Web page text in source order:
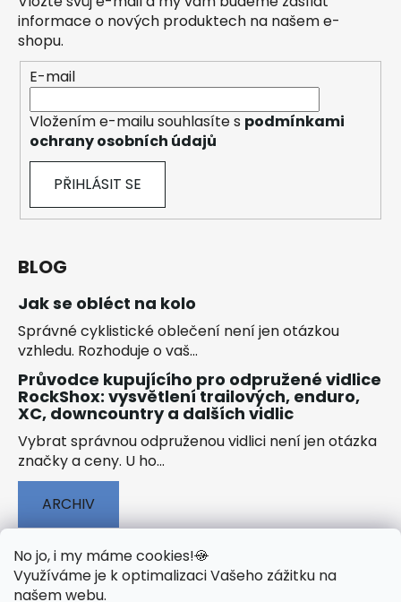
No jo, i my máme cookies!🍪
Využíváme je k optimalizaci Vašeho zážitku na
našem webu.
informace o nových produktech na našem e-
shopu.
E-mail
Vložením e-mailu souhlasíte s podmínkami
ochrany osobních údajů
PŘIHLÁSIT SE
BLOG
Jak se obléct na kolo
Správné cyklistické oblečení není jen otázkou
vzhledu. Rozhoduje o vaš...
Průvodce kupujícího pro odpružené vidlice
RockShox: vysvětlení trailových, enduro,
XC, downcountry a dalších vidlic
Vybrat správnou odpruženou vidlici není jen otázka
značky a ceny. U ho...
ARCHIV